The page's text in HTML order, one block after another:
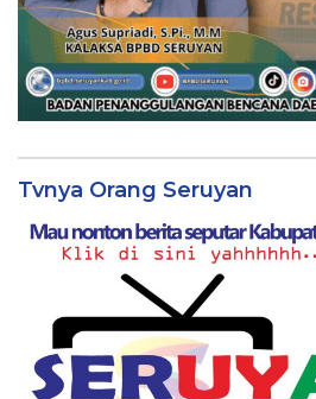
Tvnya Orang Seruyan